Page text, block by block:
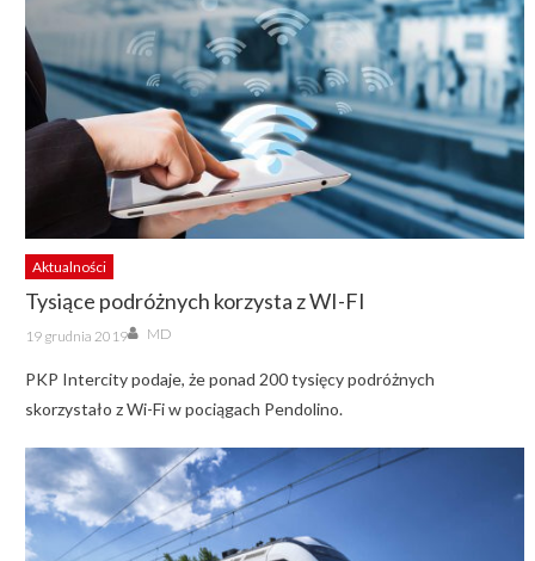
Aktualności
Tysiące podróżnych korzysta z WI-FI
Posted
on
19 grudnia 2019 Author
MD
PKP Intercity podaje, że ponad 200 tysięcy podróżnych
skorzystało z Wi-Fi w pociągach Pendolino.